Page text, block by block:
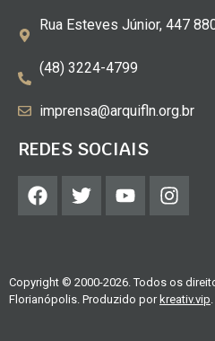
Rua Esteves Júnior, 447
(48) 3224-4799
imprensa@arquifln.org.br
REDES SOCIAIS
Copyright © 2000-2026. Todos os
Florianópolis. Produzido porkreativ.vip